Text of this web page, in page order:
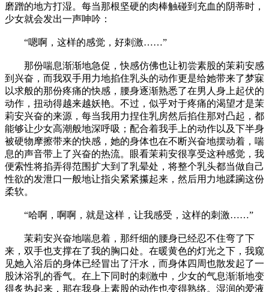
磨蹭的地方打湿。每当那根坚硬的肉棒触碰到充血的阴蒂时，
少女就会发出一声呻吟：
“嗯啊，这样的感觉，好刺激……”
那份喘息渐渐地急促，快感仿佛也让初尝素股的茉莉安感
到兴奋，而我双手用力地掐住乳头的动作更是给她带来了梦寐
以求般的那份疼痛的快感，腰身逐渐熟悉了在男人身上起伏的
动作，扭动得越来越妖艳。不过，似乎对于疼痛的渴望才是茉
莉安兴奋的来源，每当我用力捏住乳房然后掐住那对凸起，都
能够让少女高潮般地深呼吸；配合着我手上的动作以及下半身
被硬物摩擦带来的快感，她的身体也在不断兴奋地摆动着，喘
息的声音带上了兴奋的热流。眼看茉莉安很享受这种感觉，我
便索性将掐弄得范围扩大到了乳晕处，将整个乳头都当做自己
性欲的发泄口一般地让指尖紧紧攥起来，然后用力地蹂躏这份
柔软。
“哈啊，啊啊，就是这样，让我感受，这样的刺激……”
茉莉安兴奋地喘息着，那纤细的腰身已经忍不住弯了下
来，双手也支撑在了我的胸口处。在暖黄色的灯光之下，我窥
见她入浴后的身体已经冒出了汗水，而身体四周也散发起了一
股沐浴乳的香气。在上下同时的刺激中，少女的气息渐渐地变
得炙热起来，那在我身上素股的动作也变得熟络。湿润的爱液